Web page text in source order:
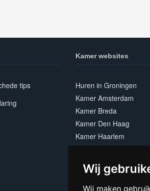
Wij
Wij maken
tips
Kamer websites
Huren in Groningen
Kamer Amsterdam
Kamer Breda
Kamer Den Haag
Kamer Haarlem
Kamer Nijmegen
Kamer Utrecht